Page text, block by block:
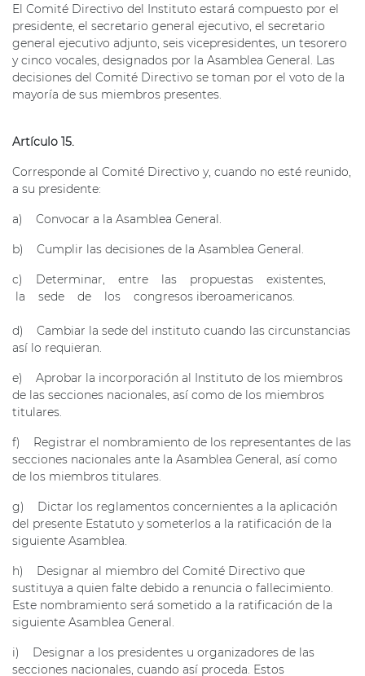
El Comité Directivo del Instituto estará compuesto por el
presidente, el secretario general ejecutivo, el secretario
general ejecutivo adjunto, seis vicepresidentes, un tesorero
y cinco vocales, designados por la Asamblea General. Las
decisiones del Comité Directivo se toman por el voto de la
mayoría de sus miembros presentes.
Artículo 15.
Corresponde al Comité Directivo y, cuando no esté reunido,
a su presidente:
a) Convocar a la Asamblea General.
b) Cumplir las decisiones de la Asamblea General.
c) Determinar, entre las propuestas existentes,
la sede de los congresos iberoamericanos.
d) Cambiar la sede del instituto cuando las circunstancias
así lo requieran.
e) Aprobar la incorporación al Instituto de los miembros
de las secciones nacionales, así como de los miembros
titulares.
f) Registrar el nombramiento de los representantes de las
secciones nacionales ante la Asamblea General, así como
de los miembros titulares.
g) Dictar los reglamentos concernientes a la aplicación
del presente Estatuto y someterlos a la ratificación de la
siguiente Asamblea.
h) Designar al miembro del Comité Directivo que
sustituya a quien falte debido a renuncia o fallecimiento.
Este nombramiento será sometido a la ratificación de la
siguiente Asamblea General.
i) Designar a los presidentes u organizadores de las
secciones nacionales, cuando así proceda. Estos